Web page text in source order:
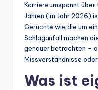
Karriere umspannt
Jahren (im Jahr 2026)
Gerüchte wie die um
Schlaganfall machen
genauer betrachten –
Missverständnisse
Was ist